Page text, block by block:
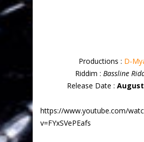
Productions : D-
Riddim : Bassline
Release Date : August
https://www.youtube.com/
v=FYxSVePEafs